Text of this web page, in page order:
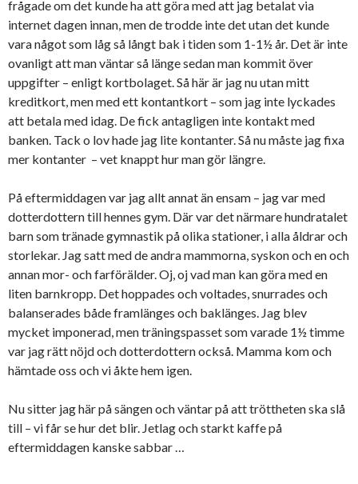
frågade om det kunde ha att göra med att jag betalat via
internet dagen innan, men de trodde inte det utan det kunde
vara något som låg så långt bak i tiden som 1-1½ år. Det är inte
ovanligt att man väntar så länge sedan man kommit över
uppgifter – enligt kortbolaget. Så här är jag nu utan mitt
kreditkort, men med ett kontantkort – som jag inte lyckades
att betala med idag. De fick antagligen inte kontakt med
banken. Tack o lov hade jag lite kontanter. Så nu måste jag fixa
mer kontanter – vet knappt hur man gör längre.
På eftermiddagen var jag allt annat än ensam – jag var med
dotterdottern till hennes gym. Där var det närmare hundratalet
barn som tränade gymnastik på olika stationer, i alla åldrar och
storlekar. Jag satt med de andra mammorna, syskon och en och
annan mor- och farförälder. Oj, oj vad man kan göra med en
liten barnkropp. Det hoppades och voltades, snurrades och
balanserades både framlänges och baklänges. Jag blev
mycket imponerad, men träningspasset som varade 1½ timme
var jag rätt nöjd och dotterdottern också. Mamma kom och
hämtade oss och vi åkte hem igen.
Nu sitter jag här på sängen och väntar på att tröttheten ska slå
till – vi får se hur det blir. Jetlag och starkt kaffe på
eftermiddagen kanske sabbar …